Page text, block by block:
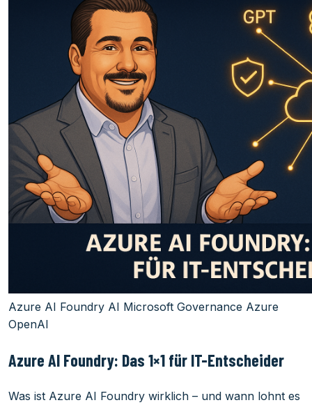
Azure AI Foundry AI Microsoft Governance Azure
OpenAI
Azure AI Foundry: Das 1×1 für IT-Entscheider
Was ist Azure AI Foundry wirklich – und wann lohnt es